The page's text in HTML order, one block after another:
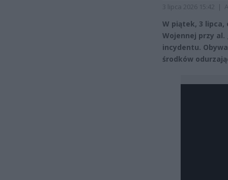
3 lipca 2026 15:42 |
W piątek, 3 lipca,
Wojennej przy al.
incydentu.
środków